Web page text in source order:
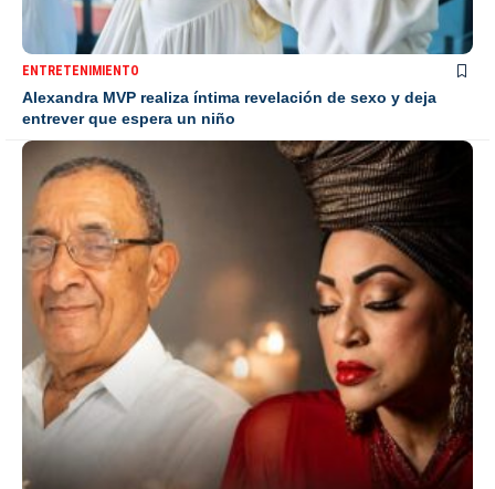
ENTRETENIMIENTO
Alexandra MVP realiza íntima revelación de sexo y deja
entrever que espera un niño